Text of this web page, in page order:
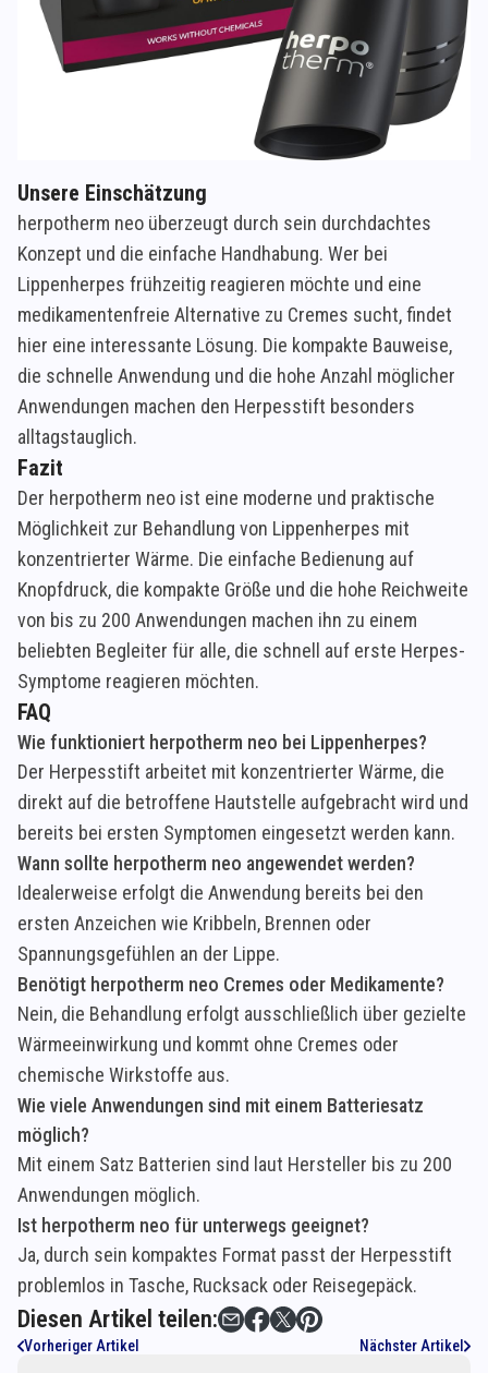
Unsere Einschätzung
herpotherm neo überzeugt durch sein durchdachtes
Konzept und die einfache Handhabung. Wer bei
Lippenherpes frühzeitig reagieren möchte und eine
medikamentenfreie Alternative zu Cremes sucht, findet
hier eine interessante Lösung. Die kompakte Bauweise,
die schnelle Anwendung und die hohe Anzahl möglicher
Anwendungen machen den Herpesstift besonders
alltagstauglich.
Fazit
Der herpotherm neo ist eine moderne und praktische
Möglichkeit zur Behandlung von Lippenherpes mit
konzentrierter Wärme. Die einfache Bedienung auf
Knopfdruck, die kompakte Größe und die hohe Reichweite
von bis zu 200 Anwendungen machen ihn zu einem
beliebten Begleiter für alle, die schnell auf erste Herpes-
Symptome reagieren möchten.
FAQ
Wie funktioniert herpotherm neo bei Lippenherpes?
Der Herpesstift arbeitet mit konzentrierter Wärme, die
direkt auf die betroffene Hautstelle aufgebracht wird und
bereits bei ersten Symptomen eingesetzt werden kann.
Wann sollte herpotherm neo angewendet werden?
Idealerweise erfolgt die Anwendung bereits bei den
ersten Anzeichen wie Kribbeln, Brennen oder
Spannungsgefühlen an der Lippe.
Benötigt herpotherm neo Cremes oder Medikamente?
Nein, die Behandlung erfolgt ausschließlich über gezielte
Wärmeeinwirkung und kommt ohne Cremes oder
chemische Wirkstoffe aus.
Wie viele Anwendungen sind mit einem Batteriesatz
möglich?
Mit einem Satz Batterien sind laut Hersteller bis zu 200
Anwendungen möglich.
Ist herpotherm neo für unterwegs geeignet?
Ja, durch sein kompaktes Format passt der Herpesstift
problemlos in Tasche, Rucksack oder Reisegepäck.
Diesen Artikel teilen:
Vorheriger Artikel Nächster Artikel